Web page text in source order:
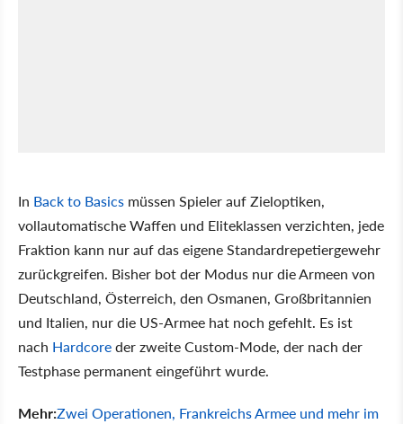
In Back to Basics müssen Spieler auf Zieloptiken,
vollautomatische Waffen und Eliteklassen verzichten, jede
Fraktion kann nur auf das eigene Standardrepetiergewehr
zurückgreifen. Bisher bot der Modus nur die Armeen von
Deutschland, Österreich, den Osmanen, Großbritannien
und Italien, nur die US-Armee hat noch gefehlt. Es ist
nach Hardcoreder zweite Custom-Mode, der nach der
Testphase permanent eingeführt wurde.
Mehr:Zwei Operationen, Frankreichs Armee und mehr im